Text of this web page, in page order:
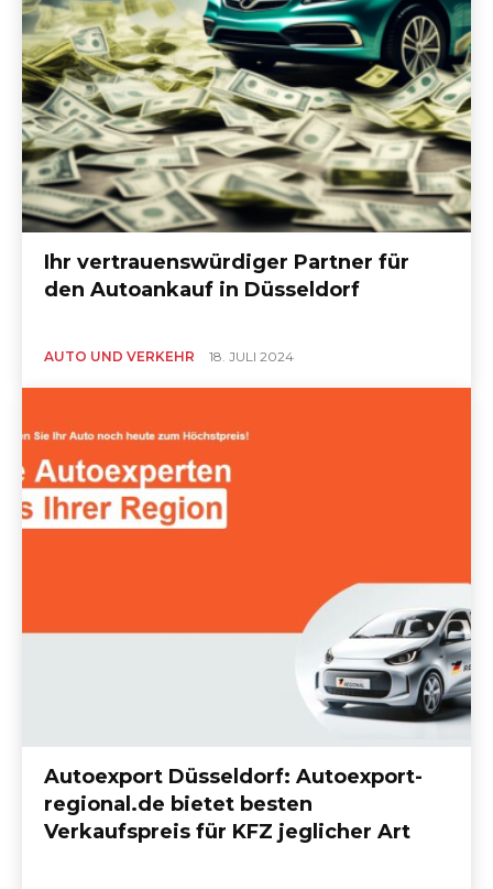
Ihr vertrauenswürdiger Partner für
den Autoankauf in Düsseldorf
AUTO UND VERKEHR 18. JULI 2024
Autoexport Düsseldorf: Autoexport-
regional.de bietet besten
Verkaufspreis für KFZ jeglicher Art